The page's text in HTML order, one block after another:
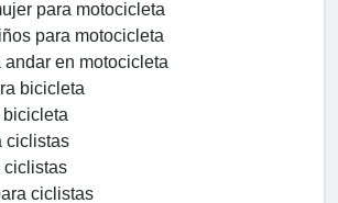
para motocicleta
para motocicleta
andar en motocicleta
bicicleta
bicicleta
ciclistas
ciclistas
ciclistas